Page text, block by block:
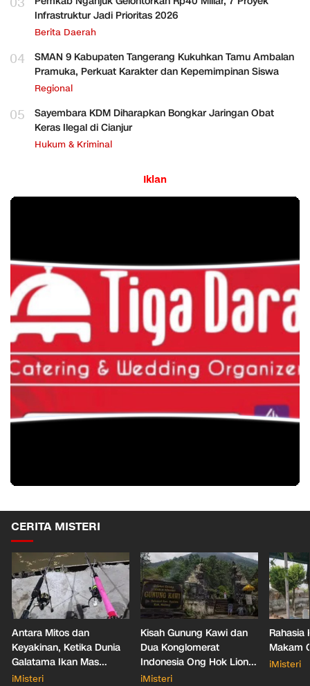
Infrastruktur Jadi Prioritas 2026
Berita Daerah
04
SMAN 9 Kabupaten Tangerang Kukuhkan Tamu Ambalan
Pramuka, Perkuat Karakter dan Kepemimpinan Siswa
Regional
05
Sayembara KDM Diharapkan Bongkar Jaringan Obat
Keras Ilegal di Cianjur
Hukum & Kriminal
Iklan
CERITA MISTERI
Antara Mitos dan
Keyakinan, Ketika Dunia
Galatama Ikan Mas
Bersentuhan dengan Hal
iMisteri
Kisah Gunung Kawi dan
Dua Konglomerat
Indonesia Ong Hok Liong
hingga Liem Sioe Liong
iMisteri
Rahasia
Makam
iMisteri